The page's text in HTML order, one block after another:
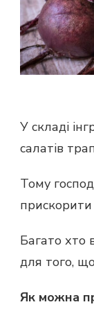
У складі
салатів
Тому
прискорити
Багато хто
для того,
Як можна